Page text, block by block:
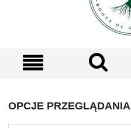
OPCJE PRZEGLĄDANIA